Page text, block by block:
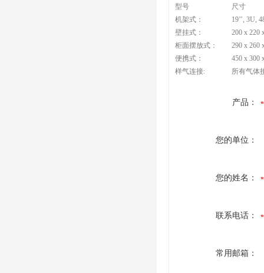
型号
尺寸
机架式：
19’’, 3U,
壁挂式：
200 x 220
柜面摆放式：
290 x 260
便携式：
450 x 300
样气连接:
所有气体
产品：
您的单位：
您的姓名：
联系电话：
常用邮箱：